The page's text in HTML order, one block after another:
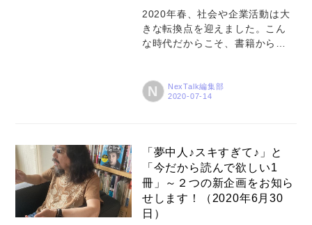
の魅力や、何かに夢中になるき
っかけづくりについて聞きまし
た。 Profile 1958年京都生ま
れ。武蔵野美術大学在学中に月
ー。以来、マルチメディア...
2020年春、社会や企業活動は大
きな転換点を迎えました。こん
な時代だからこそ、書籍から学
の中で、有効活用できる時間が
増えた今、書籍に触れるチャン
信社 代表取締役 米重克洋氏に、
「今だから読むべき1冊」として
『起業家の勇気 USEN宇野康秀
とベンチャーの興亡』紹介して
もらいました。 Profile 報道研究
者。1988年8月、山口県生まれ。
N NexTalk編集部
「夢中人♪スキすぎて♪」と
「今だから読んで欲しい1
冊」～２つの新企画をお知ら
せします！（2020年6月30
日）